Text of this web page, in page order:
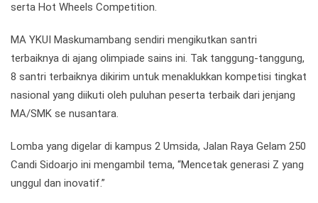
serta Hot Wheels Competition.
MA YKUI Maskumambang sendiri mengikutkan santri
terbaiknya di ajang olimpiade sains ini. Tak tanggung-tanggung,
8 santri terbaiknya dikirim untuk menaklukkan kompetisi tingkat
nasional yang diikuti oleh puluhan peserta terbaik dari jenjang
MA/SMK se nusantara.
Lomba yang digelar di kampus 2 Umsida, Jalan Raya Gelam 250
Candi Sidoarjo ini mengambil tema, “Mencetak generasi Z yang
unggul dan inovatif.”